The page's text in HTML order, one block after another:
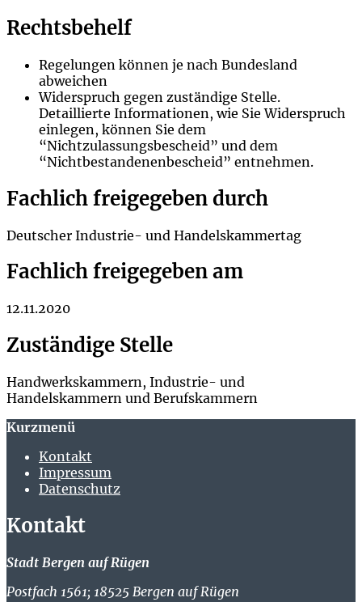
Rechtsbehelf
Regelungen können je nach Bundesland
abweichen
Widerspruch gegen zuständige Stelle.
Detaillierte Informationen, wie Sie Widerspruch
einlegen, können Sie dem
“Nichtzulassungsbescheid” und dem
“Nichtbestandenenbescheid” entnehmen.
Fachlich freigegeben durch
Deutscher Industrie- und Handelskammertag
Fachlich freigegeben am
12.11.2020
Zuständige Stelle
Handwerkskammern, Industrie- und
Handelskammern und Berufskammern
Kurzmenü
Kontakt
Impressum
Datenschutz
Kontakt
Stadt Bergen auf Rügen
Postfach 1561; 18525 Bergen auf Rügen